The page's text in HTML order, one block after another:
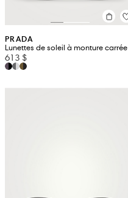
PRADA
Lunettes de soleil à monture carrée
613 $